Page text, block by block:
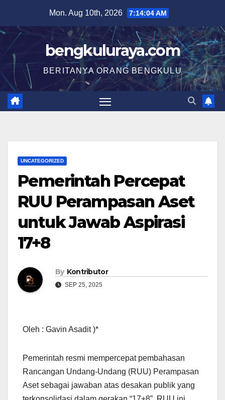
content
Mon. Aug 10th, 2026 7:14:05 AM
bengkuluraya.com
BERITANYA ORANG BENGKULU
UNCATEGORIZED
Pemerintah Percepat
RUU Perampasan Aset
untuk Jawab Aspirasi
17+8
By Kontributor
SEP 25, 2025
Oleh : Gavin Asadit )*
Pemerintah resmi mempercepat pembahasan
Rancangan Undang-Undang (RUU) Perampasan
Aset sebagai jawaban atas desakan publik yang